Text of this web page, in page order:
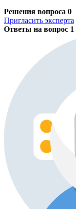
Решения вопроса 0
Пригласить эксперта
Ответы на вопрос 1